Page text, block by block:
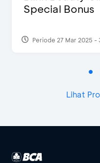
Special Bonus
Periode 27 Mar 2025 -
Lihat